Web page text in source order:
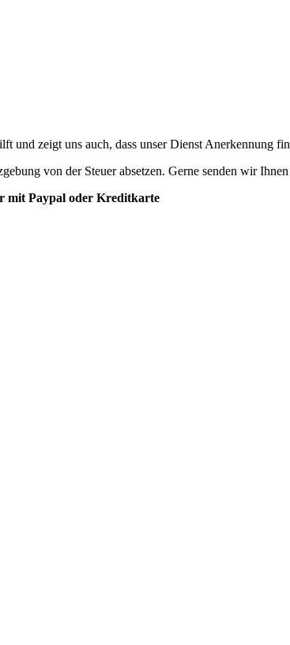
und zeigt uns auch, dass unser Dienst Anerkennung
von der Steuer absetzen. Gerne senden wir
mit Paypal oder Kreditkarte